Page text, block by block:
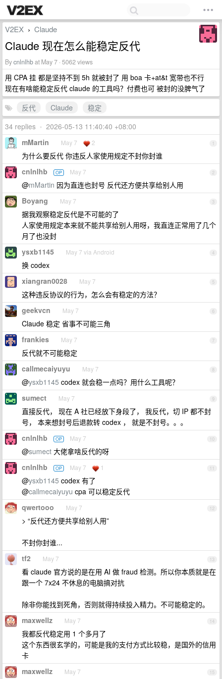
V2EX › Claude
Claude 现在怎么能稳定反代
Bycnlnlhbat May 7 · 5062 views
用 CPA 挂 都是坚持不到 5h 就被封了 用 boa 卡+at&t 宽带也不行
现在有啥能稳定反代 claude 的工具吗？付费也可 被封的没脾气了
反代
Claude
稳定
34 replies • 2026-05-13 11:40:40 +08:00
1
mMartin May 7 2
为什么要反代 你违反人家使用规定不封你封谁
2
cnlnlhb OP May 7
@mMartin 因为直连也封号 反代还方便共享给别人用
3
Boyang May 7
据我观察稳定反代是不可能的了
人家使用规定本来就不能共享给别人用呀，我直连正常用了几个
月了也没封
4
ysxb1145 May 7 via Android
换 codex
5
xiangran0028 May 7
这种违反协议的行为，怎么会有稳定的方法？
6
geekvcn May 7
Claude 稳定 省事不可能三角
7
frankies May 7
反代就不可能稳定
8
callmecaiyuyu May 7
@ysxb1145 codex 就会稳一点吗？用什么工具呢？
9
sumect May 7
直接反代， 现在 A 社已经放下身段了， 我反代，切 IP 都不封
号， 本来想封号后退款转 codex ， 就是不封号。。。
10
cnlnlhb OP May 7
@sumect 大佬拿啥反代的呀
11
cnlnlhb OP May 7 1
@ysxb1145 codex 有了
@callmecaiyuyu cpa 可以稳定反代
12
qwertooo May 7
> “反代还方便共享给别人用”
不封你封谁...
13
tf2 May 7
看 claude 官方说的是在用 AI 做 fraud 检测。所以你本质就是在
跟一个 7x24 不休息的电脑搞对抗
除非你能找到死角，否则就得持续投入精力。不可能稳定的。
14
maxwellz May 7
我都反代稳定用 1 个多月了
这个东西很玄学的，可能是我的支付方式比较稳，是国外的信用
卡
15
maxwellz May 7